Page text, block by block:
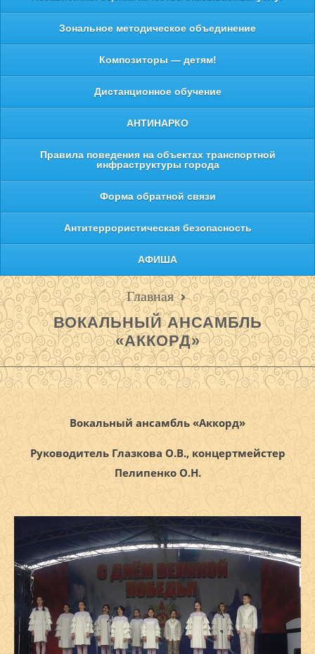
Зональное методическое объединение
Композиторы — детям!
Дистанционное обучение
АНТИНАРКО
Правила поведения на объектах транспортной
инфраструктуры города
Форма обратной связи
Антитеррористическая безопасность
АФИША
Главная
ВОКАЛЬНЫЙ АНСАМБЛЬ
«АККОРД»
Вокальный ансамбль «Аккорд»
Руководитель Глазкова О.В., концертмейстер
Пелипенко О.Н.